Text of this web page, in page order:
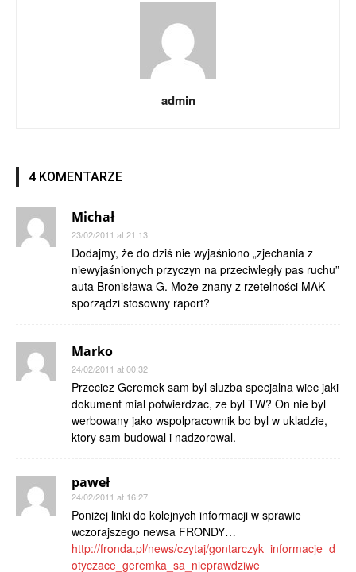
admin
4 KOMENTARZE
Michał
23/02/2011 at 21:13
Dodajmy, że do dziś nie wyjaśniono „zjechania z
niewyjaśnionych przyczyn na przeciwległy pas ruchu”
auta Bronisława G. Może znany z rzetelności MAK
sporządzi stosowny raport?
Marko
24/02/2011 at 00:32
Przeciez Geremek sam byl sluzba specjalna wiec jaki
dokument mial potwierdzac, ze byl TW? On nie byl
werbowany jako wspolpracownik bo byl w ukladzie,
ktory sam budowal i nadzorowal.
paweł
24/02/2011 at 16:27
Poniżej linki do kolejnych informacji w sprawie
wczorajszego newsa FRONDY…
http://fronda.pl/news/czytaj/gontarczyk_informacje_d
otyczace_geremka_sa_nieprawdziwe